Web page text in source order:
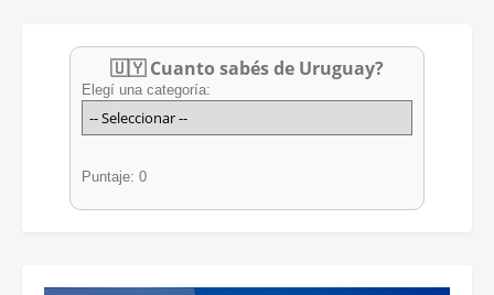
🇺🇾 Cuanto sabés de Uruguay?
Elegí una categoría:
Puntaje: 0